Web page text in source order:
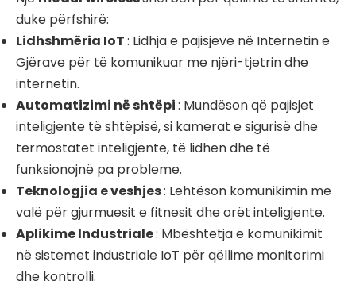
duke përfshirë:
Lidhshmëria IoT: Lidhja e pajisjeve në Internetin e
Gjërave për të komunikuar me njëri-tjetrin dhe
internetin.
Automatizimi në shtëpi: Mundëson që pajisjet
inteligjente të shtëpisë, si kamerat e sigurisë dhe
termostatet inteligjente, të lidhen dhe të
funksionojnë pa probleme.
Teknologjia e veshjes: Lehtëson komunikimin me
valë për gjurmuesit e fitnesit dhe orët inteligjente.
Aplikime Industriale: Mbështetja e komunikimit
në sistemet industriale IoT për qëllime monitorimi
dhe kontrolli.